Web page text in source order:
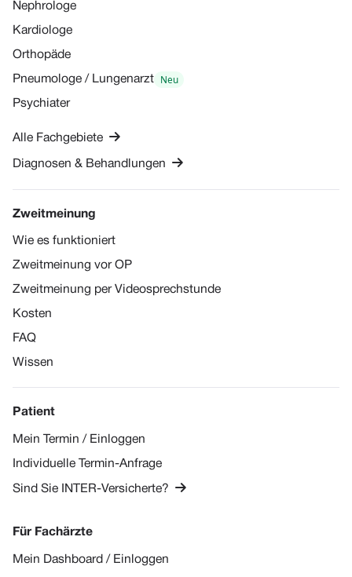
Nephrologe
Kardiologe
Orthopäde
Pneumologe / Lungenarzt Neu
Psychiater
Alle Fachgebiete 
Diagnosen & Behandlungen 
Zweitmeinung
Wie es funktioniert
Zweitmeinung vor OP
Zweitmeinung per Videosprechstunde
Kosten
FAQ
Wissen
Patient
Mein Termin / Einloggen
Individuelle Termin-Anfrage
Sind Sie INTER-Versicherte? 
Für Fachärzte
Mein Dashboard / Einloggen